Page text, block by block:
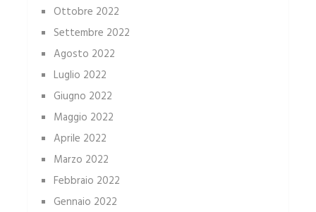
Ottobre 2022
Settembre 2022
Agosto 2022
Luglio 2022
Giugno 2022
Maggio 2022
Aprile 2022
Marzo 2022
Febbraio 2022
Gennaio 2022